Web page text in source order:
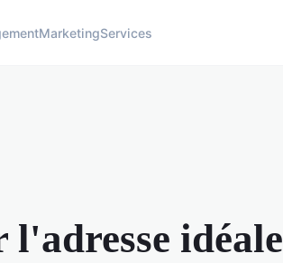
MarketingServices
idéale